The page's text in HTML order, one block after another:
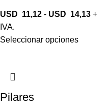
USD 11,12 - USD 14,13 +
IVA.
Seleccionar opciones
Pilares